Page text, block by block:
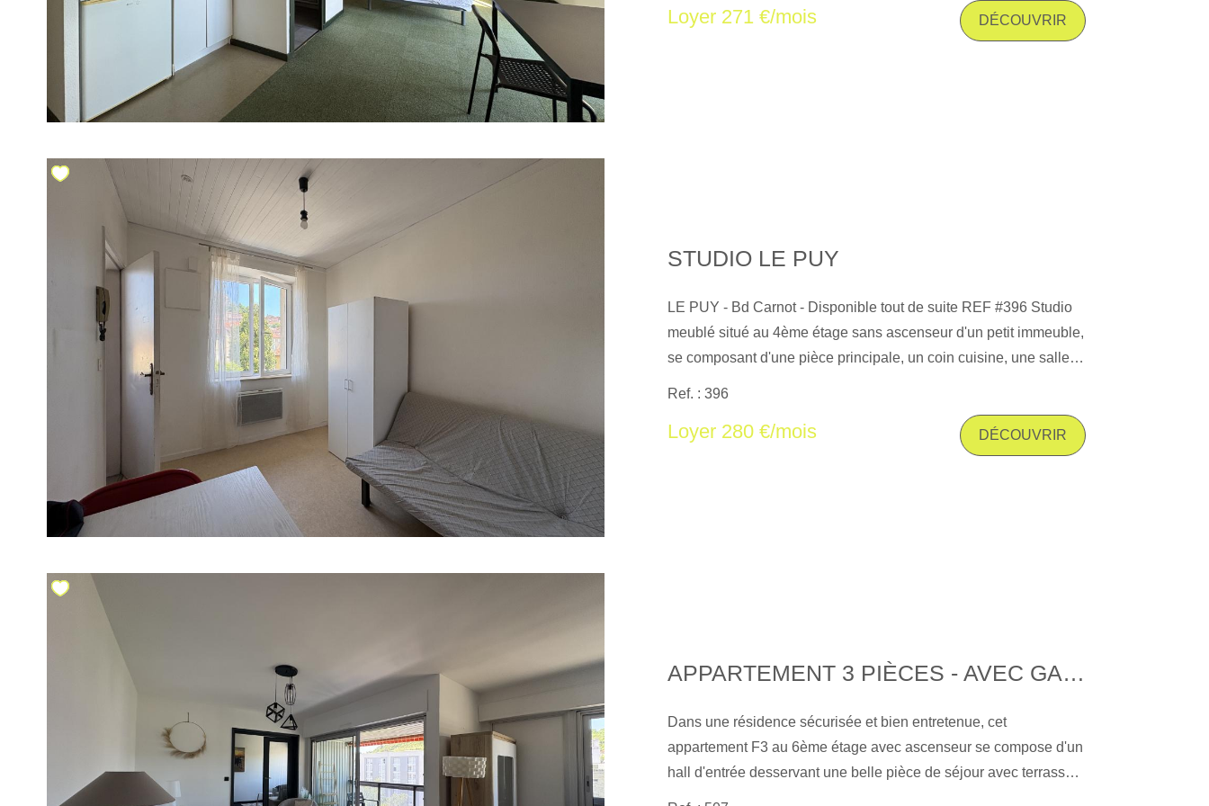
vous accompagne dans tous vos projets de location, gestion
locative, transaction, vente, assurance, estimation de biens et
Loyer 271 €/mois DÉCOUVRIR
STUDIO LE PUY
LE PUY - Bd Carnot - Disponible tout de suite REF #396 Studio
meublé situé au 4ème étage sans ascenseur d'un petit immeuble,
se composant d'une pièce principale, un coin cuisine, une salle
ce bien est exposé sont disponibles sur le site Géorisques : www.
Ref. : 396
Loyer 280 €/mois DÉCOUVRIR
APPARTEMENT 3 PIÈCES - AVEC GARAGE DOUBLE ET CAVE À 10 MIN DU CENTRE-VILLE
Dans une résidence sécurisée et bien entretenue, cet
appartement F3 au 6ème étage avec ascenseur se compose d'un
hall d'entrée desservant une belle pièce de séjour avec terrasse,